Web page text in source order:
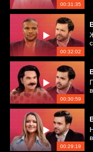
00:31:35
00:32:02
00:30:59
00:29:19